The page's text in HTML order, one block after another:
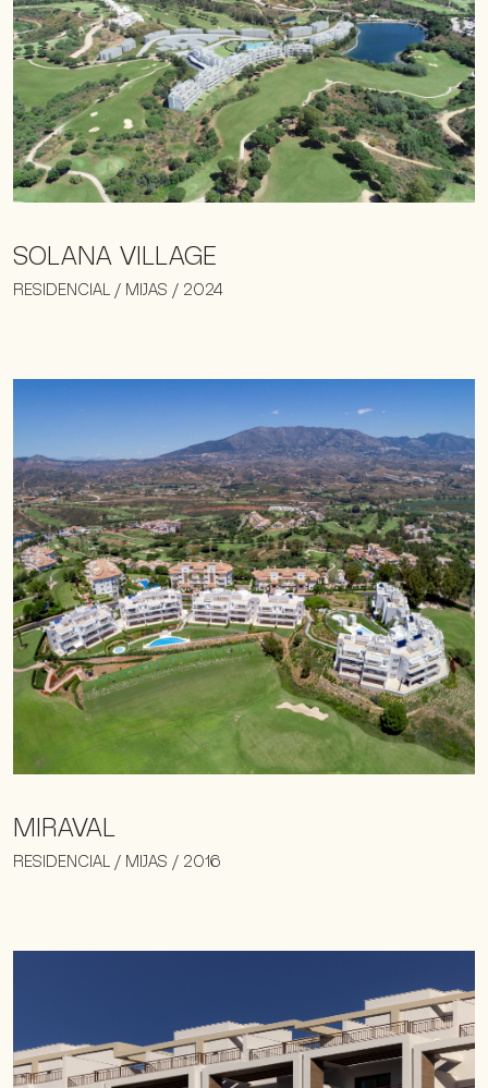
SOLANA VILLAGE
RESIDENCIAL / MIJAS / 2024
MIRAVAL
RESIDENCIAL / MIJAS / 2016